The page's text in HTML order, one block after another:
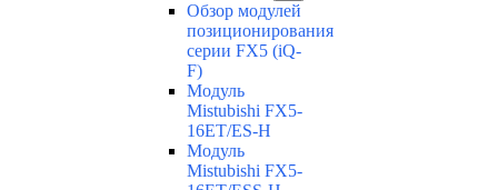
Обзор модулей
позиционирования
серии FX5 (iQ-
F)
Модуль
Mistubishi FX5-
16ET/ES-H
Модуль
Mistubishi FX5-